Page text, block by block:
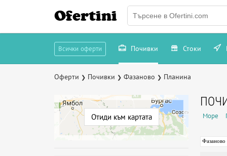
Ofertini
Всички оферти Почивки Стоки
Оферти ❯ Почивки ❯ Фазаново ❯ Планина
Отиди към картата Море
Фазаново